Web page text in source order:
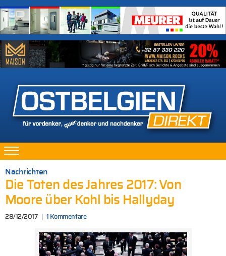
Nachrichten
Die Toten des Jahres 2017: Von
Moore über Kohl bis Hallyday
28/12/2017 1 Kommentare